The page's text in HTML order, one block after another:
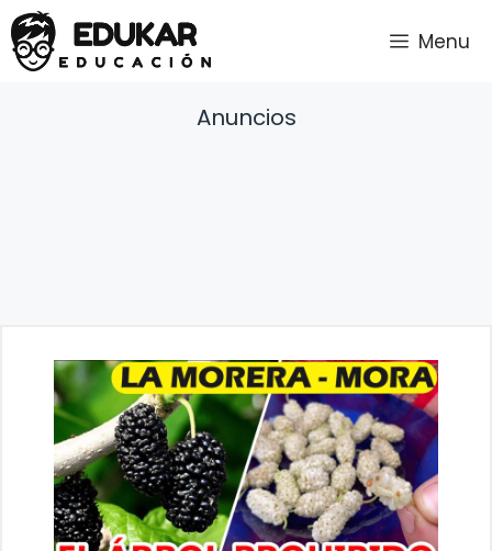
Saltar
al
contenido
Menu
Anuncios